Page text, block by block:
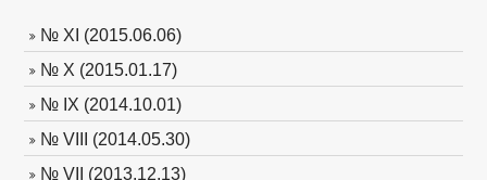
№ XI (2015.06.06)
№ X (2015.01.17)
№ IX (2014.10.01)
№ VIII (2014.05.30)
№ VII (2013.12.13)